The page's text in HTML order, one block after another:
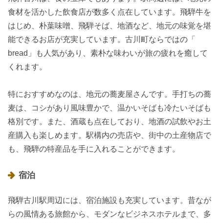
食材を活かした飲食店が数多く点在しています。飛騨牛を
はじめ、朴葉味噌、飛騨そば、地酒など、地元の味覚を堪
能できるお店が充実しています。古川町ならではの「
bread」も人気があり、素朴な味わいが旅の疲れを癒して
くれます。
特におすすめなのは、地元の蕎麦屋さんです。手打ちの蕎
麦は、コシがあり風味豊かで、温かいそばも冷たいそばも
格別です。また、酒蔵も点在しており、地酒の試飲やお土
産購入も楽しめます。駅構内の売店や、街中の土産物店で
も、飛騨の特産品を手に入れることができます。
宿泊
飛騨古川駅周辺には、宿泊施設も充実しています。昔なが
らの風情ある旅館から、モダンなビジネスホテルまで、多